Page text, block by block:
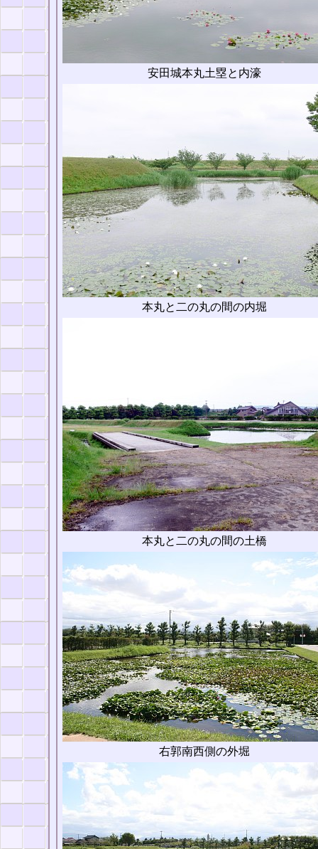
安田城本丸土塁と内濠
本丸と二の丸の間の内堀
本丸と二の丸の間の土橋
右郭南西側の外堀